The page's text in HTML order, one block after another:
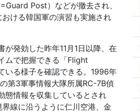
Post）などが撤去され、
ける韓国軍の演習も実施され
発効した昨年11月1日以降、在
ムで把握できる「Flight
いる様子を確認できる。1996年
第3軍事情報大隊所属RC-7B偵
態情報を収集しているとされ
線に沿うように仁川空港、金